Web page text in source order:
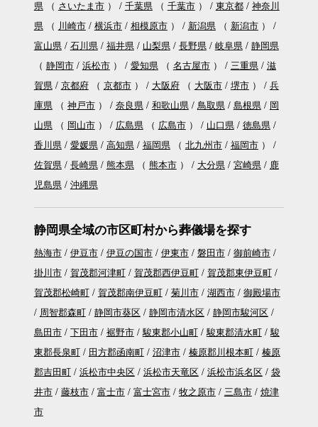
県（ さいたま市） 千葉県（ 千葉市） 東京都
神奈川
県（ 川崎市 横浜市 相模原市） 新潟県（ 新潟市）
富山県
石川県 福井県 山梨県 長野県 岐阜県
静岡県
（ 静岡市 浜松市） 愛知県（ 名古屋市） 三重県
滋
賀県
京都府（ 京都市） 大阪府（ 大阪市 堺市）
兵
庫県（ 神戸市） 奈良県 和歌山県 鳥取県 島根県
岡
山県（ 岡山市） 広島県（ 広島市） 山口県
徳島県
香川県
愛媛県 高知県 福岡県（ 北九州市 福岡市）
佐賀県
長崎県 熊本県（ 熊本市） 大分県 宮崎県
鹿
児島県
沖縄県
静岡県全域の市区町村から葬儀場を探す
熱海市 伊豆市 伊豆の国市 伊東市 磐田市
御前崎市
掛川市
賀茂郡河津町 賀茂郡西伊豆町
賀茂郡東伊豆町
賀茂郡松崎町
賀茂郡南伊豆町 菊川市 湖西市
御殿場市
周智郡森町
静岡市葵区 静岡市清水区
静岡市駿河区
島田市
下田市 裾野市 駿東郡小山町 駿東郡清水町
駿
東郡長泉町
田方郡函南町 沼津市 榛原郡川根本町
榛原
郡吉田町
浜松市中央区 浜松市天竜区 浜松市浜名区
袋
井市
藤枝市 富士市 富士宮市 牧之原市 三島市
焼津
市